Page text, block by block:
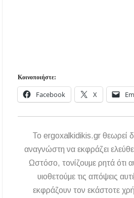
Κοινοποιήστε:
Facebook X
To ergoxalkidikis.gr θεωρεί
αναγνώστη να εκφράζει
Ωστόσο, τονίζουμε ρητά ότι
υιοθετούμε τις απόψεις
εκφράζουν τον εκάστοτε